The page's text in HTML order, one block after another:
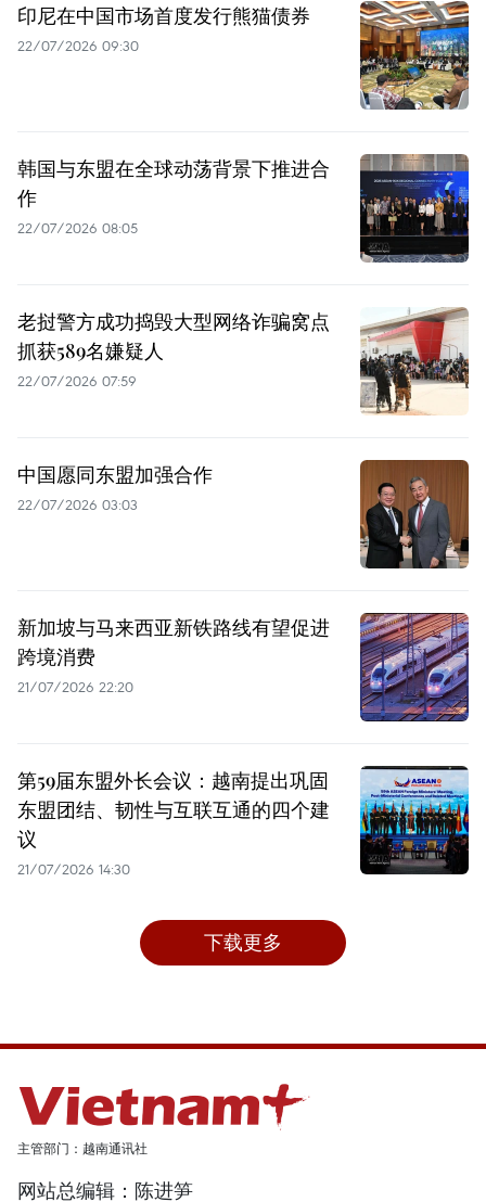
印尼在中国市场首度发行熊猫债券
22/07/2026 09:30
韩国与东盟在全球动荡背景下推进合
作
22/07/2026 08:05
老挝警方成功捣毁大型网络诈骗窝点
抓获589名嫌疑人
22/07/2026 07:59
中国愿同东盟加强合作
22/07/2026 03:03
新加坡与马来西亚新铁路线有望促进
跨境消费
21/07/2026 22:20
第59届东盟外长会议：越南提出巩固
东盟团结、韧性与互联互通的四个建
议
21/07/2026 14:30
下载更多
主管部门：越南通讯社
网站总编辑：陈进笋